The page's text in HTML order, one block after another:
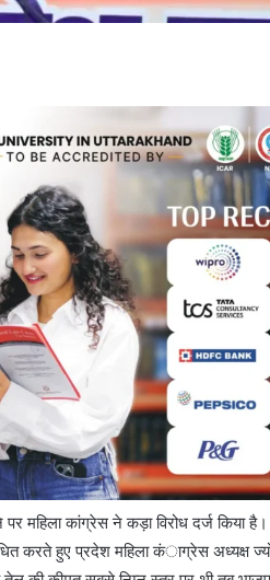
महिला कांग्रेस ने कड़ा विरोध दर्ज किया है।
करते हुए प्रदेश महिला कंाग्रेस अध्यक्ष